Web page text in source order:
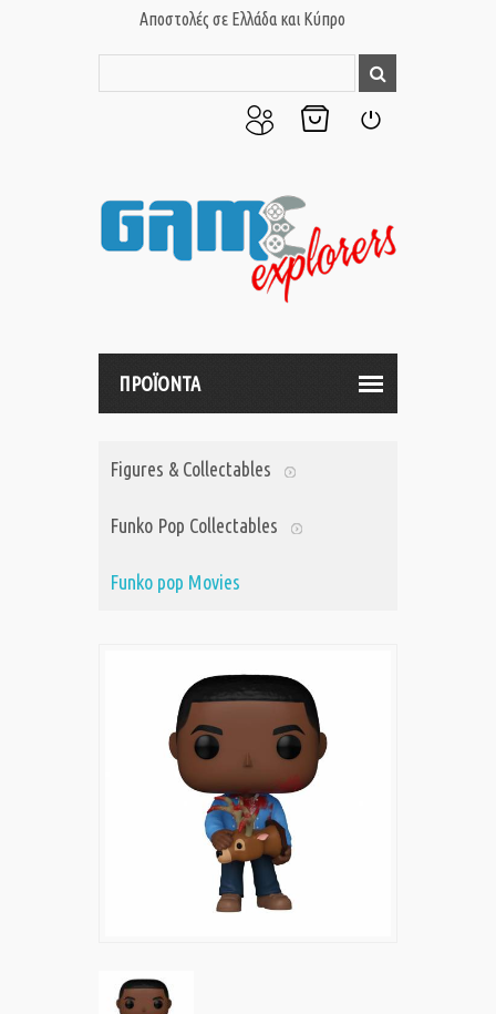
Αποστολές σε Ελλάδα και Κύπρο
μου
ΠΡΟΪΟΝΤΑ
Figures & Collectables
Funko Pop Collectables
Funko pop Movies